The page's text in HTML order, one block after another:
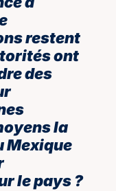
restent
ont
des
la
Mexique
le pays ?